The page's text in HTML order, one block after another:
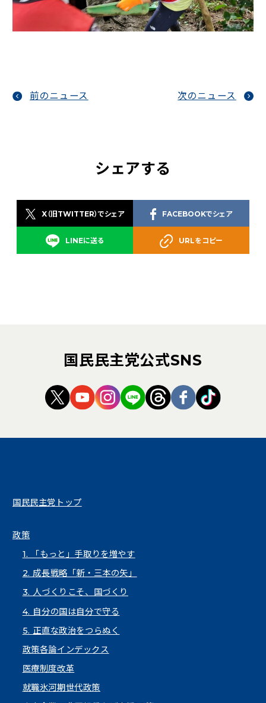
前のニュース 次のニュース
シェアする
X（旧TWITTER）でシェア
LINEに送る
FACEBOOKでシェア
URLをコピー
国民民主党公式SNS
（新しいタブで開く）
（新しいタブで開く）
（新しいタブで開く）
（新しいタブで開く）
（新しいタブで開
（新しいタブ
（新しい
国民民主党トップ
政策
1. 「もっと」手取りを増やす
2. 成長戦略「新・三本の矢」
3. 人づくりこそ、国づくり
4. 自分の国は自分で守る
5. 正直な政治をつらぬく
政策各論インデックス
医療制度改革
就職氷河期世代政策